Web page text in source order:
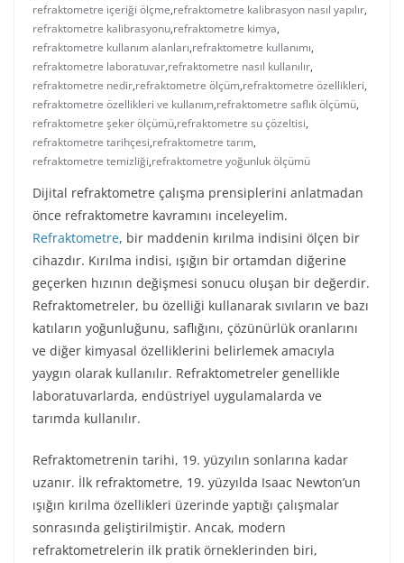
refraktometre içeriği ölçme,refraktometre kalibrasyon nasıl yapılır,
refraktometre kalibrasyonu,refraktometre kimya,
refraktometre kullanım alanları,refraktometre kullanımı,
refraktometre laboratuvar,refraktometre nasıl kullanılır,
refraktometre nedir,refraktometre ölçüm,refraktometre özellikleri,
refraktometre özellikleri ve kullanım,refraktometre saflık ölçümü,
refraktometre şeker ölçümü,refraktometre su çözeltisi,
refraktometre tarihçesi,refraktometre tarım,
refraktometre temizliği,refraktometre yoğunluk ölçümü
Dijital refraktometre çalışma prensiplerini anlatmadan
önce refraktometre kavramını inceleyelim.
Refraktometre, bir maddenin kırılma indisini ölçen bir
cihazdır. Kırılma indisi, ışığın bir ortamdan diğerine
geçerken hızının değişmesi sonucu oluşan bir değerdir.
Refraktometreler, bu özelliği kullanarak sıvıların ve bazı
katıların yoğunluğunu, saflığını, çözünürlük oranlarını
ve diğer kimyasal özelliklerini belirlemek amacıyla
yaygın olarak kullanılır. Refraktometreler genellikle
laboratuvarlarda, endüstriyel uygulamalarda ve
tarımda kullanılır.
Refraktometrenin tarihi, 19. yüzyılın sonlarına kadar
uzanır. İlk refraktometre, 19. yüzyılda Isaac Newton’un
ışığın kırılma özellikleri üzerinde yaptığı çalışmalar
sonrasında geliştirilmiştir. Ancak, modern
refraktometrelerin ilk pratik örneklerinden biri,